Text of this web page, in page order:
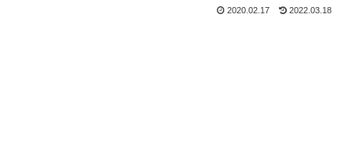
2020.02.17 2022.03.18